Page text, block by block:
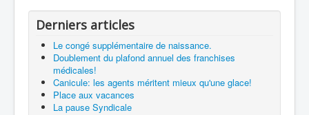
Derniers articles
Le congé supplémentaire de naissance.
Doublement du plafond annuel des franchises
médicales!
Canicule: les agents méritent mieux qu'une glace!
Place aux vacances
La pause Syndicale